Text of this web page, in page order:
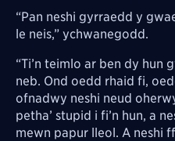
“Pan neshi gyrraedd y
le neis,” ychwanegodd.
“Ti’n teimlo ar ben dy hun
neb. Ond oedd rhaid fi,
ofnadwy neshi neud
petha’ stupid i fi’n hun, a
mewn papur lleol. A neshi